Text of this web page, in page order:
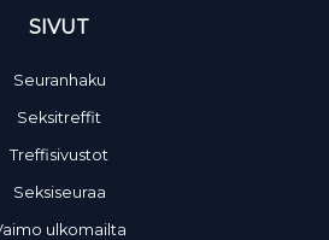
SIVUT
Seuranhaku
Seksitreffit
Treffisivustot
Seksiseuraa
ulkomailta